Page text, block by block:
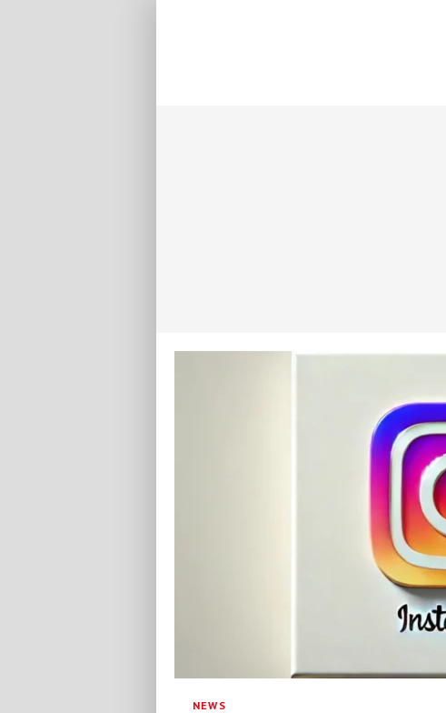
NEWS